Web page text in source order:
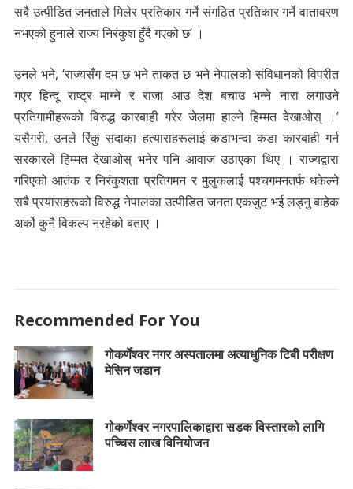
सबै उत्पीडित जनताले मिलेर प्रतिकार गर्ने संगठित प्रतिकार गर्ने वातावरण
नभएको हुनाले राज्य निरंकुश हुँदै गएको छ’ ।
उनले भने, ‘राज्यसँग दम छ भने ताकत छ भने नेपालको संविधानको विपरीत
गएर हिन्दू राष्ट्र माग्ने र राजा आउ देश बचाउ भन्ने नारा लगाउने
प्रतिगामीहरूको विरुद्ध कारबाही गरेर जेलमा हाल्ने हिम्मत देखाओस् ।’
यसैगरी, उनले रिंकु सदाका हत्याराहरूलाई कडाभन्दा कडा कारबाही गर्न
सरकारले हिम्मत देखाओस् भनेर पनि आवाज उठाएका थिए । राज्यद्वारा
गरिएको आतंक र निरंकुशता प्रतिगमन र मुलुकलाई पश्चगमनतर्फ धकेल्ने
सबै प्रयासहरूको विरुद्ध नेपालका उत्पीडित जनता एकजुट भई लड्नु बाहेक
अर्को कुनै विकल्प नरहेको बताए ।
Recommended For You
गोकर्णेश्वर नगर अस्पतालमा अत्याधुनिक टिबी परीक्षण
मेसिन जडान
गोकर्णेश्वर नगरपालिकाद्वारा सडक विस्तारको लागि
पच्चिस लाख विनियोजन